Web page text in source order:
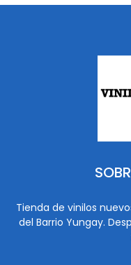
Tienda de vinilos
del Barrio Yungay.